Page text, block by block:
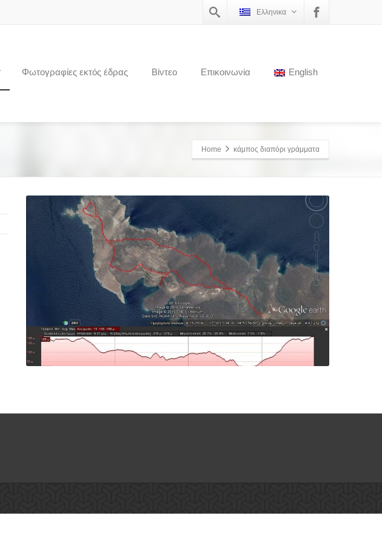
Ελληνικα
Φωτογραφίες εκτός έδρας Βίντεο Επικοινωνία English
Home κάμπος διαπόρι γράμματα